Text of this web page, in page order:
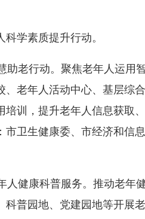
学素质提升行动。
老行动。聚焦老年人运用
、老年人活动中心、基层综
培训，提升老年人信息获取
市卫生健康委、市经济和信
健康科普服务。推动老年
科普园地、党建园地等开展